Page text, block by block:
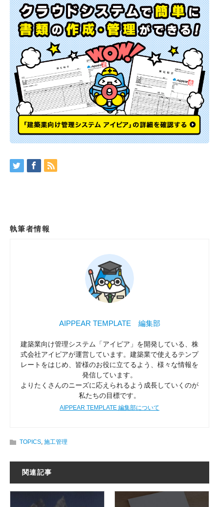
執筆者情報
AIPPEAR TEMPLATE 編集部
建築業向け管理システム「アイピア」を開発している、株
式会社アイピアが運営しています。建築業で使えるテンプ
レートをはじめ、皆様のお役に立てるよう、様々な情報を
発信しています。
よりたくさんのニーズに応えられるよう成長していくのが
私たちの目標です。
AIPPEAR TEMPLATE 編集部について
TOPICS, 施工管理
関連記事